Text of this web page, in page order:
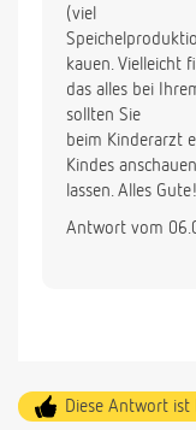
(viel
kauen. Vielleicht
das alles bei
sollten Sie
beim Kinderarzt
Kindes anschauen
lassen. Alles Gute!
Antwort vom
Diese Antwort ist